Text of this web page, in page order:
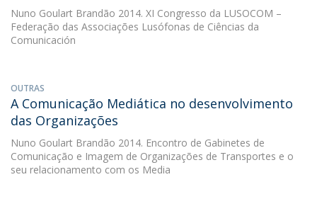
Nuno Goulart Brandão 2014. XI Congresso da LUSOCOM –
Federação das Associações Lusófonas de Ciências da
Comunicación
OUTRAS
A Comunicação Mediática no desenvolvimento
das Organizações
Nuno Goulart Brandão 2014. Encontro de Gabinetes de
Comunicação e Imagem de Organizações de Transportes e o
seu relacionamento com os Media